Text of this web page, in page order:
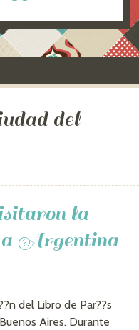
del
la
a Argentina
del Libro de Par??s
Aires. Durante